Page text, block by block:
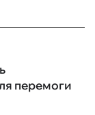
перемоги